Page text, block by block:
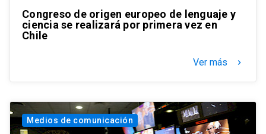
Congreso de origen europeo de lenguaje y
ciencia se realizará por primera vez en
Chile
Ver más keyboard_arrow_right
Medios de comunicación